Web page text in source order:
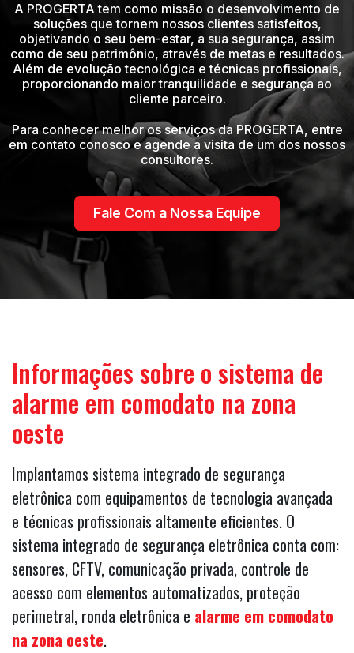
A PROGERTA tem como missão o desenvolvimento de
soluções que tornem nossos clientes satisfeitos,
objetivando o seu bem-estar, a sua segurança, assim
como de seu patrimônio, através de metas e resultados.
Além de evolução tecnológica e técnicas profissionais,
proporcionando maior tranquilidade e segurança ao
cliente parceiro.
Para conhecer melhor os serviços da PROGERTA, entre
em contato conosco e agende a visita de um dos nossos
consultores.
Fale Com a Nossa Equipe
Informações sobre o sistema de
alarme em comodato na zona
oeste
Implantamos sistema integrado de segurança
eletrônica com equipamentos de tecnologia avançada
e técnicas profissionais altamente eficientes. O
sistema integrado de segurança eletrônica conta com:
sensores, CFTV, comunicação privada, controle de
acesso com elementos automatizados, proteção
perimetral, ronda eletrônica e alarme em comodato
na zona oeste.